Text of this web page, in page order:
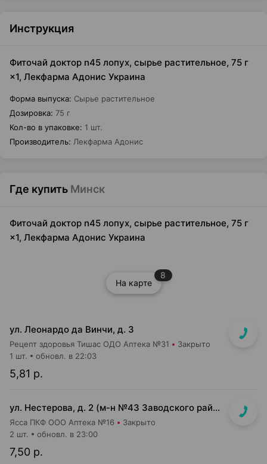
Инструкция
Фиточай доктор n45 лопух, сырье растительное, 75 г
×1, Лекфарма Адонис Украина
Форма выпуска: Сырье растительное
Дозировка: 75 г
Кол-во в упаковке: 1 шт.
Производитель: Лекфарма Адонис
Где купить Минск
Фиточай доктор n45 лопух, сырье растительное, 75 г
×1, Лекфарма Адонис Украина
На карте
8
ул. Леонардо да Винчи, д. 3
Рецепт здоровья Тишас ОДО Аптека №31 Закрыто
5,81 р.
1 шт. обновл. в 22:03
ул. Нестерова, д. 2 (м-н №43 Заводского райпищеторга)
Ясса ПКФ ООО Аптека №16 Закрыто
7,50 р.
2 шт. обновл. в 23:00